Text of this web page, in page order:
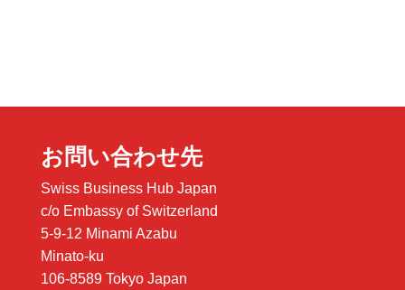
お問い合わせ先
Swiss Business Hub Japan
c/o Embassy of Switzerland
5-9-12 Minami Azabu
Minato-ku
106-8589 Tokyo Japan